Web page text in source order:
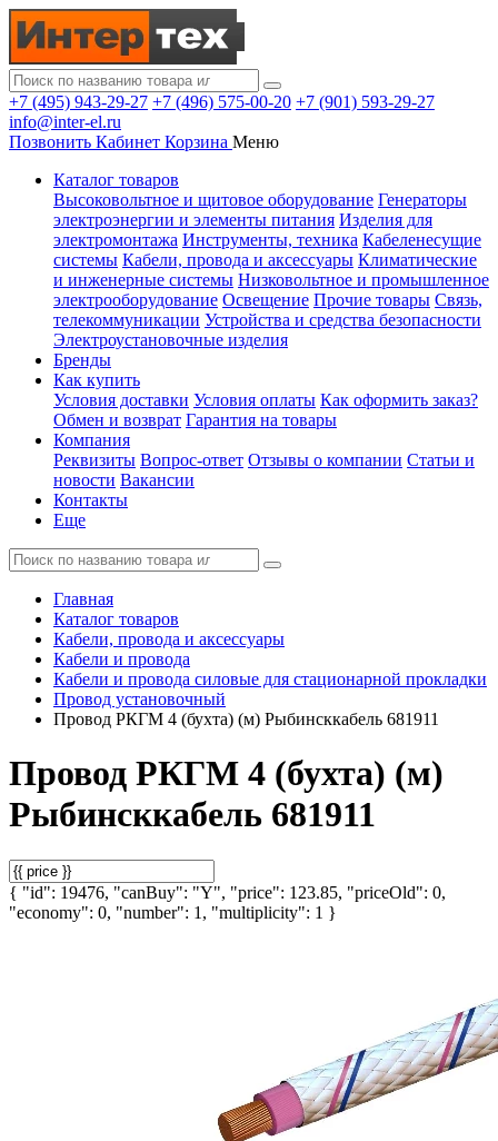
+7 (495) 943-29-27 +7 (496) 575-00-20 +7 (901) 593-29-27
info@inter-el.ru
Позвонить Кабинет Корзина Меню
Каталог товаров
Высоковольтное и щитовое оборудование Генераторы
электроэнергии и элементы питания Изделия для
электромонтажа Инструменты, техника Кабеленесущие
системы Кабели, провода и аксессуары Климатические
и инженерные системы Низковольтное и промышленное
электрооборудование Освещение Прочие товары Связь,
телекоммуникации Устройства и средства безопасности
Электроустановочные изделия
Бренды
Как купить
Условия доставки Условия оплаты Как оформить заказ?
Обмен и возврат Гарантия на товары
Компания
Реквизиты Вопрос-ответ Отзывы о компании Статьи и
новости Вакансии
Контакты
Еще
Главная
Каталог товаров
Кабели, провода и аксессуары
Кабели и провода
Кабели и провода силовые для стационарной прокладки
Провод установочный
Провод РКГМ 4 (бухта) (м) Рыбинсккабель 681911
Провод РКГМ 4 (бухта) (м)
Рыбинсккабель 681911
{ "id": 19476, "canBuy": "Y", "price": 123.85, "priceOld": 0,
"economy": 0, "number": 1, "multiplicity": 1 }